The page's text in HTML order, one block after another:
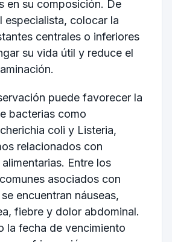
en su composición. De
especialista, colocar la
centrales o inferiores
su vida útil y reduce el
puede favorecer la
bacterias como
coli y Listeria,
relacionados con
Entre los
asociados con
encuentran náuseas,
fiebre y dolor abdominal.
la fecha de vencimiento